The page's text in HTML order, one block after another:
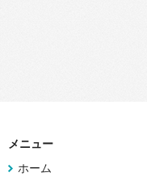
メニュー
ホーム